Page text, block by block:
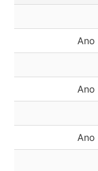
Ano
Ano
Ano